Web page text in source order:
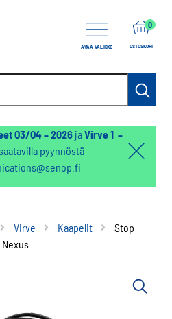
AVAA VALIKKO OSTOSKORI
0
Q3/Q4 – 2026jaVirve 1 –
pyynnöstä
Virve Kaapelit
Stop
Nexus